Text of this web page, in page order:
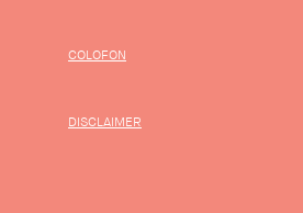
COLOFON
DISCLAIMER